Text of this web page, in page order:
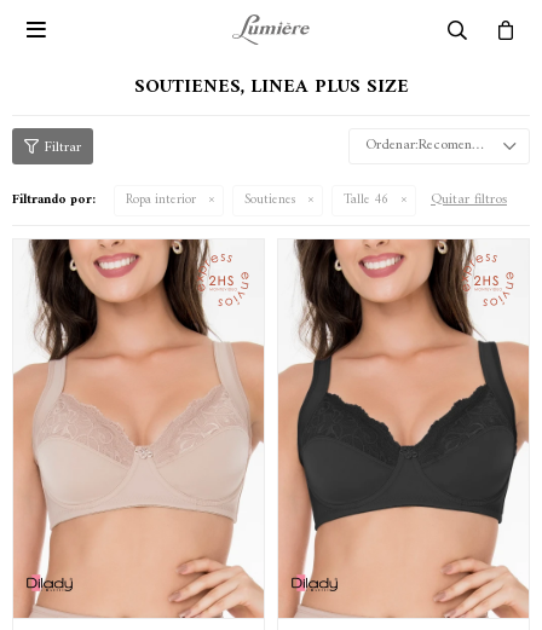

SOUTIENES, LINEA PLUS SIZE
Recomendados
Filtrando por: Ropa interior Soutienes Talle 46 Quitar filtros